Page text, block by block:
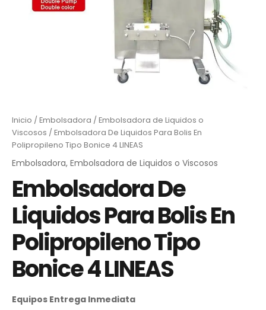
Inicio / Embolsadora / Embolsadora de Liquidos o
Viscosos / Embolsadora De Liquidos Para Bolis En
Polipropileno Tipo Bonice 4 LINEAS
Embolsadora, Embolsadora de Liquidos o Viscosos
Embolsadora De
Liquidos Para Bolis En
Polipropileno Tipo
Bonice 4 LINEAS
Equipos Entrega Inmediata